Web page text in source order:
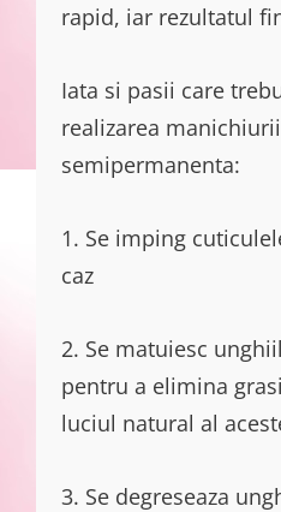
rapid, iar rezultatul
Iata si pasii care
realizarea
semipermanenta:
1. Se imping
caz
2. Se matuiesc
pentru a elimina
luciul natural al
3. Se degreseaza